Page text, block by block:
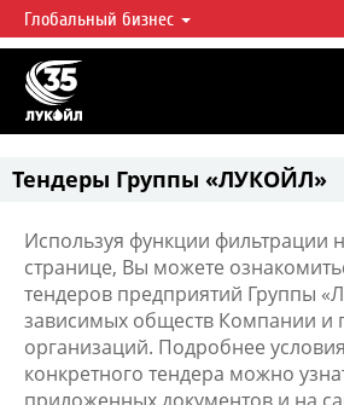
ЛУКОЙЛ СЕГОДНЯ
ЛУКОЙЛ — одна из крупнейших вертикально
нефтегазовых компаний в мире, на долю
мировой добычи нефти и около 1% доказанных
Глобальный бизнес
Тендеры Группы «ЛУКОЙЛ»
Используя функции фильтрации
странице, Вы можете
тендеров предприятий Группы
зависимых обществ Компании и
организаций. Подробнее
конкретного тендера можно